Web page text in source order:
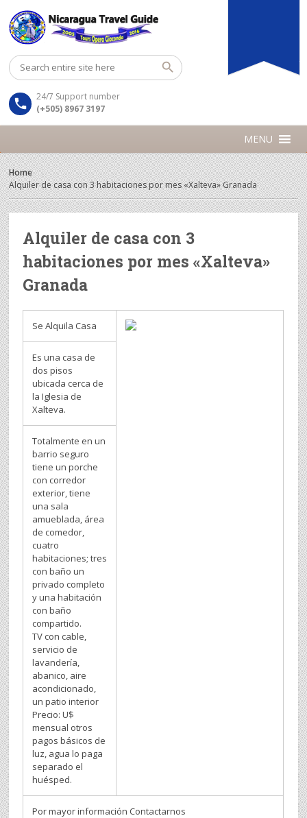
24/7 Support number
(+505) 8967 3197
MENU
Home
Alquiler de casa con 3 habitaciones por mes «Xalteva» Granada
Alquiler de casa con 3
habitaciones por mes «Xalteva»
Granada
Se Alquila Casa
Es una casa de
dos pisos
ubicada cerca de
la Iglesia de
Xalteva.
Totalmente en un
barrio seguro
tiene un porche
con corredor
exterior, tiene
una sala
amueblada, área
de comedor,
cuatro
habitaciones; tres
con baño un
privado completo
y una habitación
con baño
compartido.
TV con cable,
servicio de
lavandería,
abanico, aire
acondicionado,
un patio interior
Precio: U$
mensual otros
pagos básicos de
luz, agua lo paga
separado el
huésped.
Por mayor información Contactarnos